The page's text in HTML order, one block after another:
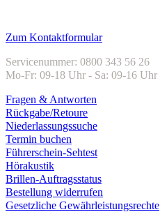
Zum Kontaktformular
Servicenummer: 0800 343 56 26
Mo-Fr: 09-18 Uhr - Sa: 09-16 Uhr
Fragen & Antworten
Rückgabe/Retoure
Niederlassungssuche
Termin buchen
Führerschein-Sehtest
Hörakustik
Brillen-Auftragsstatus
Bestellung widerrufen
Gesetzliche Gewährleistungsrechte